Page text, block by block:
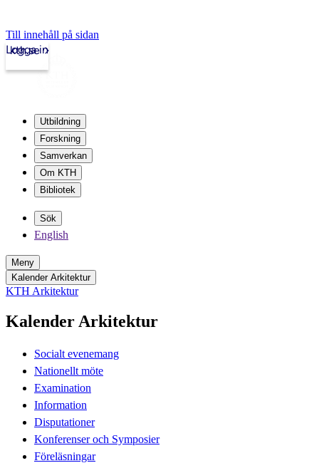
Till innehåll på sidan
kth.se
Logga in
Utbildning
Forskning
Samverkan
Om KTH
Bibliotek
Sök
English
Meny
Kalender Arkitektur
KTH Arkitektur
Kalender Arkitektur
Socialt evenemang
Nationellt möte
Examination
Information
Disputationer
Konferenser och Symposier
Föreläsningar